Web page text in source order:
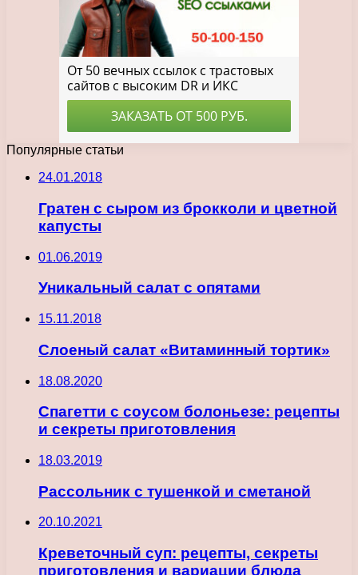
Популярные статьи
24.01.2018
Гратен с сыром из брокколи и цветной
капусты
01.06.2019
Уникальный салат с опятами
15.11.2018
Слоеный салат «Витаминный тортик»
18.08.2020
Спагетти с соусом болоньезе: рецепты
и секреты приготовления
18.03.2019
Рассольник с тушенкой и сметаной
20.10.2021
Креветочный суп: рецепты, секреты
приготовления и вариации блюда